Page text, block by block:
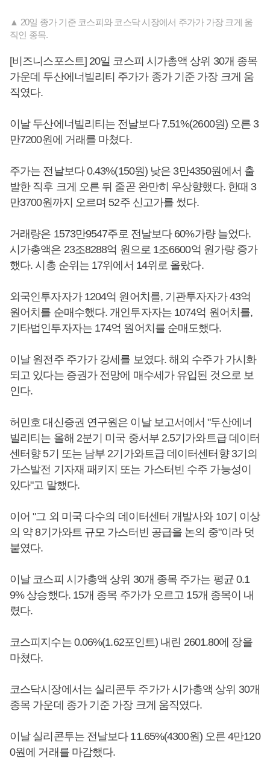
▲ 20일 종가 기준 코스피와 코스닥 시장에서 주가가 가장 크게 움
직인 종목.
[비즈니스포스트] 20일 코스피 시가총액 상위 30개 종목
가운데 두산에너빌리티 주가가 종가 기준 가장 크게 움
직였다.
이날 두산에너빌리티는 전날보다 7.51%(2600원) 오른 3
만7200원에 거래를 마쳤다.
주가는 전날보다 0.43%(150원) 낮은 3만4350원에서 출
발한 직후 크게 오른 뒤 줄곧 완만히 우상향했다. 한때 3
만3700원까지 오르며 52주 신고가를 썼다.
거래량은 1573만9547주로 전날보다 60%가량 늘었다.
시가총액은 23조8288억 원으로 1조6600억 원가량 증가
했다. 시총 순위는 17위에서 14위로 올랐다.
외국인투자자가 1204억 원어치를, 기관투자자가 43억
원어치를 순매수했다. 개인투자자는 1074억 원어치를,
기타법인투자자는 174억 원어치를 순매도했다.
이날 원전주 주가가 강세를 보였다. 해외 수주가 가시화
되고 있다는 증권가 전망에 매수세가 유입된 것으로 보
인다.
허민호 대신증권 연구원은 이날 보고서에서 "두산에너
빌리티는 올해 2분기 미국 중서부 2.5기가와트급 데이터
센터향 5기 또는 남부 2기가와트급 데이터센터향 3기의
가스발전 기자재 패키지 또는 가스터빈 수주 가능성이
있다"고 말했다.
이어 "그 외 미국 다수의 데이터센터 개발사와 10기 이상
의 약 8기가와트 규모 가스터빈 공급을 논의 중"이라 덧
붙였다.
이날 코스피 시가총액 상위 30개 종목 주가는 평균 0.1
9% 상승했다. 15개 종목 주가가 오르고 15개 종목이 내
렸다.
코스피지수는 0.06%(1.62포인트) 내린 2601.80에 장을
마쳤다.
코스닥시장에서는 실리콘투 주가가 시가총액 상위 30개
종목 가운데 종가 기준 가장 크게 움직였다.
이날 실리콘투는 전날보다 11.65%(4300원) 오른 4만120
0원에 거래를 마감했다.